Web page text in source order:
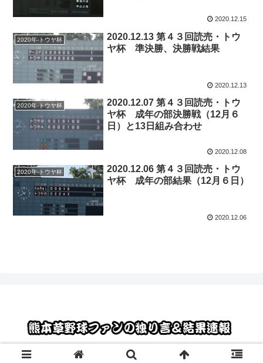
2020.12.15
2020年-トウヤ杯
2020.12.13 第４３回読売・トウ
ヤ杯 準決勝、決勝戦結果
2020.12.13
2020年-トウヤ杯
2020.12.07 第４３回読売・トウ
ヤ杯 成年の部決勝戦（12月６
日）と13日組み合わせ
2020.12.08
2020年-トウヤ杯
2020.12.06 第４３回読売・トウ
ヤ杯 成年の部結果（12月６日）
2020.12.06
© 2012 熊本草野球ファンの独り言＆結果速報.